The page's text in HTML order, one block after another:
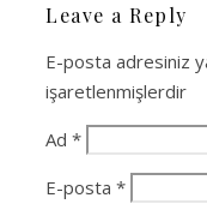
Leave a Reply
E-posta adresiniz
işaretlenmişlerdir
Ad *
E-posta *